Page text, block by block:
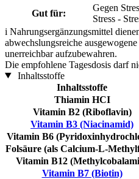
Gut für:
Gegen
Stress -
i Nahrungsergänzungsmittel
abwechslungsreiche
unerreichbar aufzubewahren.
Die empfohlene Tagesdosis darf
Inhaltsstoffe
Inhaltsstoffe
Thiamin HCI
Vitamin B2 (Riboflavin)
Vitamin B3 (Niacinamid)
Vitamin B6
Folsäure (als Calcium-L-
Vitamin B12
Vitamin B7 (Biotin)